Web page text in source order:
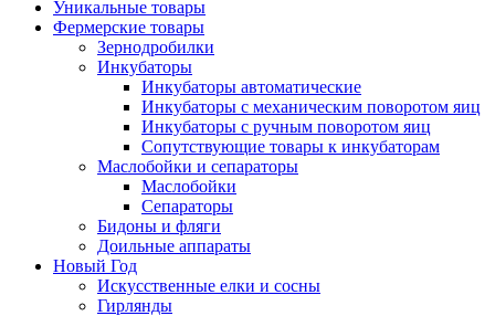
Уникальные товары
Фермерские товары
Зернодробилки
Инкубаторы
Инкубаторы автоматические
Инкубаторы с механическим поворотом яиц
Инкубаторы с ручным поворотом яиц
Сопутствующие товары к инкубаторам
Маслобойки и сепараторы
Маслобойки
Сепараторы
Бидоны и фляги
Доильные аппараты
Новый Год
Искусственные елки и сосны
Гирлянды